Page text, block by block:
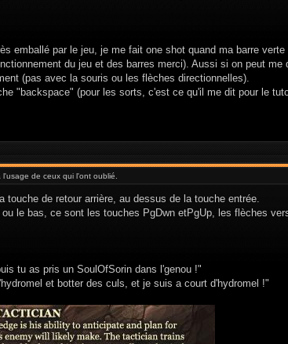
emballé par le jeu, je me fait one shot quand ma barre
du jeu et des barres merci). Aussi si on peut
(pas avec la souris ou les flèches directionnelles).
"backspace" (pour les sorts, c'est ce qu'il me dit pour le
l'usage de ceux qui l'ont oublié.
touche de retour arrière, au dessus de la touche entrée.
ou le bas, ce sont les touches PgDwn etPgUp, les flèches
tu as pris un SoulOfSorin dans l'genou !"
et botter des culs, et je suis a court d'hydromel !"